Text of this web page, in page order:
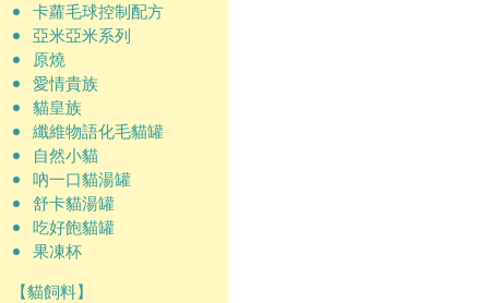
卡蘿毛球控制配方
亞米亞米系列
原燒
愛情貴族
貓皇族
纖維物語化毛貓罐
自然小貓
吶一口貓湯罐
舒卡貓湯罐
吃好飽貓罐
果凍杯
【貓飼料】